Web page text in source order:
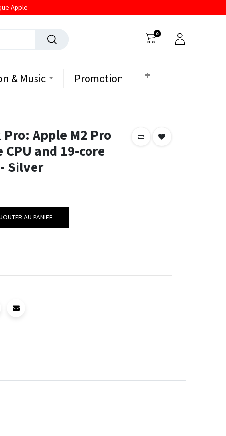
Apple
0
& Music Promotion
Apple M2 Pro
and 19‑core
- Silver
AU PANIER